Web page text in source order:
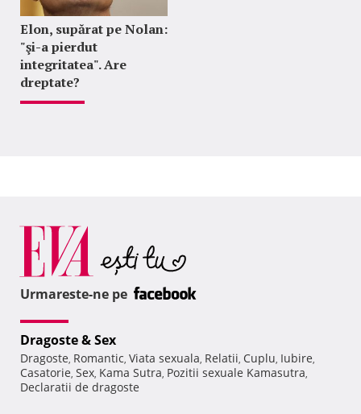
Elon, supărat pe Nolan:
"şi-a pierdut
integritatea". Are
dreptate?
Urmareste-ne pe
Dragoste & Sex
Dragoste, Romantic, Viata sexuala, Relatii, Cuplu, Iubire,
Casatorie, Sex, Kama Sutra, Pozitii sexuale Kamasutra,
Declaratii de dragoste